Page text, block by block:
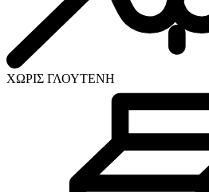
ΧΩΡΙΣ ΓΛΟΥΤΕΝΗ